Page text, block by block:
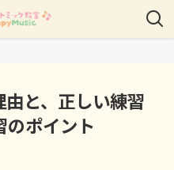
と、正しい練習
ポイント